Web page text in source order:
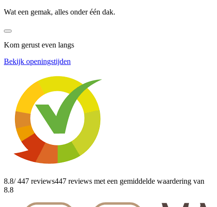
Wat een gemak, alles onder één dak.
Kom gerust even langs
Bekijk openingstijden
8.8/ 447 reviews447 reviews met een gemiddelde waardering van
8.8